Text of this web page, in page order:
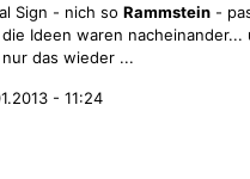
Sign - nich so Rammstein -
Ideen waren nacheinander...
das wieder ...
- 11:24